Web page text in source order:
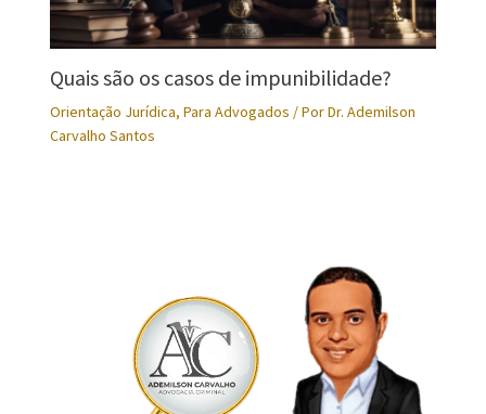
Quais são os casos de impunibilidade?
Orientação Jurídica, Para Advogados / PorDr. Ademilson
Carvalho Santos